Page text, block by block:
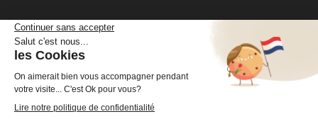
VOTRE COMPTE
INFORMATIONS